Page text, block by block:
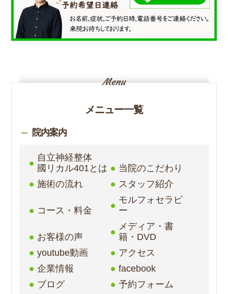
メニュー一覧
院内案内
自立神経整体
國リカル401とは
当院のこだわり
施術の流れ
スタッフ紹介
コース・料金
モルフォセラピ
ー
お客様の声
メディア・書
籍・DVD
youtube動画
アクセス
企業情報
facebook
ブログ
予約フォーム